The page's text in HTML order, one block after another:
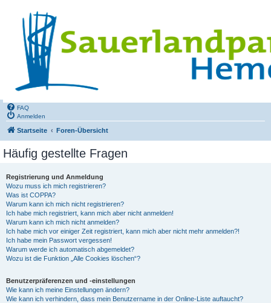
FAQ
Anmelden
Startseite Foren-Übersicht
Häufig gestellte Fragen
Registrierung und Anmeldung
Wozu muss ich mich registrieren?
Was ist COPPA?
Warum kann ich mich nicht registrieren?
Ich habe mich registriert, kann mich aber nicht anmelden!
Warum kann ich mich nicht anmelden?
Ich habe mich vor einiger Zeit registriert, kann mich aber nicht mehr anmelden?!
Ich habe mein Passwort vergessen!
Warum werde ich automatisch abgemeldet?
Wozu ist die Funktion „Alle Cookies löschen“?
Benutzerpräferenzen und -einstellungen
Wie kann ich meine Einstellungen ändern?
Wie kann ich verhindern, dass mein Benutzername in der Online-Liste auftaucht?